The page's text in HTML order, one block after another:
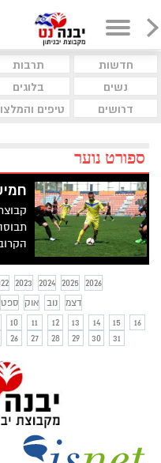
חדשות תרבות
נשים
בלוגים
דרושים
טיפים
ספורט נוער
2023 2024 2025
2026
ספט אוק נוב
דצמ
10 11 12 13 14 15
16
26 27 28 29 30 31